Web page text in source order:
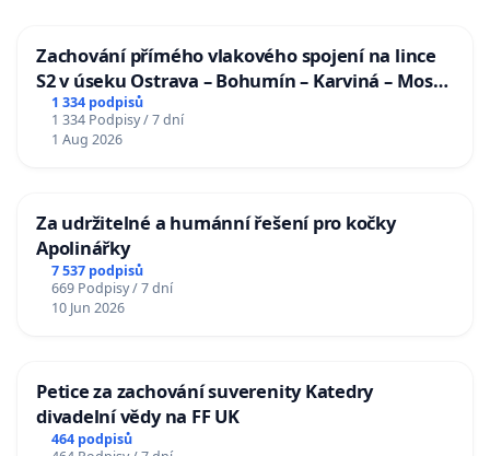
Zachování přímého vlakového spojení na lince
S2 v úseku Ostrava – Bohumín – Karviná – Mosty
u Jablunkova
1 334 podpisů
1 334 Podpisy / 7 dní
1 Aug 2026
Za udržitelné a humánní řešení pro kočky
Apolinářky
7 537 podpisů
669 Podpisy / 7 dní
10 Jun 2026
Petice za zachování suverenity Katedry
divadelní vědy na FF UK
464 podpisů